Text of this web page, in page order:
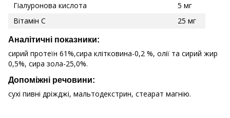
Гіалуронова кислота
5 мг
Вітамін С
25 мг
Аналітичні показники:
сирий протеїн 61%,сира клітковина-0,2 %, олії та сирий жир
0,5%, сира зола-25,0%.
Допоміжні речовини:
сухі пивні дріжджі, мальтодекстрин, стеарат магнію.